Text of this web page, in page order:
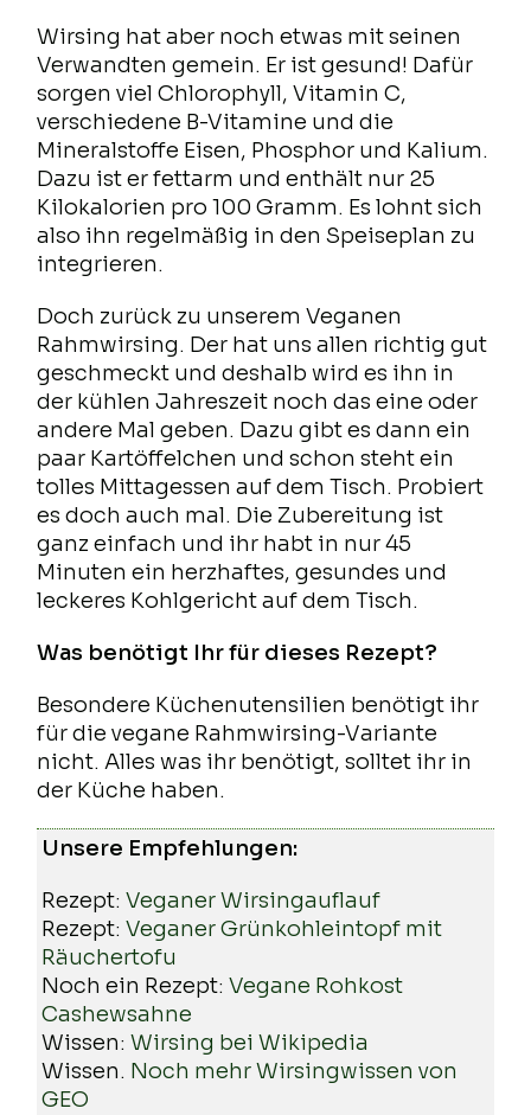
Wirsing hat aber noch etwas mit seinen
Verwandten gemein. Er ist gesund! Dafür
sorgen viel Chlorophyll, Vitamin C,
verschiedene B-Vitamine und die
Mineralstoffe Eisen, Phosphor und Kalium.
Dazu ist er fettarm und enthält nur 25
Kilokalorien pro 100 Gramm. Es lohnt sich
also ihn regelmäßig in den Speiseplan zu
integrieren.
Doch zurück zu unserem Veganen
Rahmwirsing. Der hat uns allen richtig gut
geschmeckt und deshalb wird es ihn in
der kühlen Jahreszeit noch das eine oder
andere Mal geben. Dazu gibt es dann ein
paar Kartöffelchen und schon steht ein
tolles Mittagessen auf dem Tisch. Probiert
es doch auch mal. Die Zubereitung ist
ganz einfach und ihr habt in nur 45
Minuten ein herzhaftes, gesundes und
leckeres Kohlgericht auf dem Tisch.
Was benötigt Ihr für dieses Rezept?
Besondere Küchenutensilien benötigt ihr
für die vegane Rahmwirsing-Variante
nicht. Alles was ihr benötigt, solltet ihr in
der Küche haben.
Unsere Empfehlungen:
Rezept:Veganer Wirsingauflauf
Rezept:Veganer Grünkohleintopf mit
Räuchertofu
Noch ein Rezept:Vegane Rohkost
Cashewsahne
Wissen:Wirsing bei Wikipedia
Wissen. Noch mehr Wirsingwissen von
GEO